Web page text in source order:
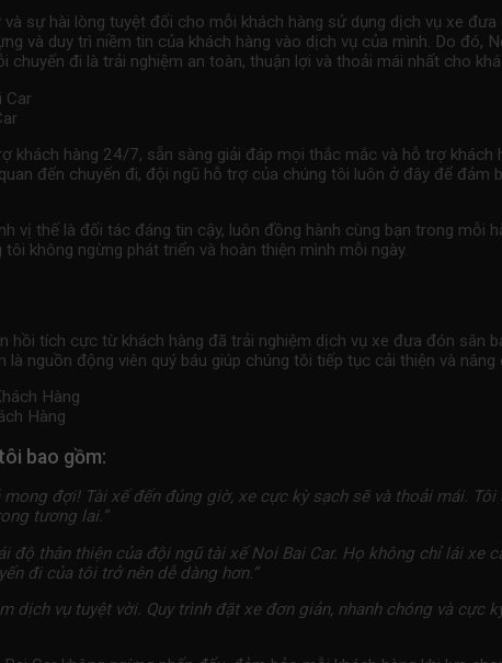
sự hài lòng tuyệt đối cho mỗi khách hàng sử dụng dịch vụ xe đưa
và duy trì niềm tin của khách hàng vào dịch vụ của mình. Do đó,
đi là trải nghiệm an toàn, thuận lợi và thoải mái nhất cho
khách hàng 24/7, sẵn sàng giải đáp mọi thắc mắc và hỗ trợ
đến chuyến đi, đội ngũ hỗ trợ của chúng tôi luôn ở đây để
vị thế là đối tác đáng tin cậy, luôn đồng hành cùng bạn trong mỗi
không ngừng phát triển và hoàn thiện mình mỗi ngày.
hồi tích cực từ khách hàng đã trải nghiệm dịch vụ xe đưa đón sân
nguồn động viên quý báu giúp chúng tôi tiếp tục cải thiện và
Hàng
bao gồm:
đợi! Tài xế đến đúng giờ, xe cực kỳ sạch sẽ và thoải mái.
tương lai.”
độ thân thiện của đội ngũ tài xế Noi Bai Car. Họ không chỉ lái xe
đi của tôi trở nên dễ dàng hơn.”
dịch vụ tuyệt vời. Quy trình đặt xe đơn giản, nhanh chóng và